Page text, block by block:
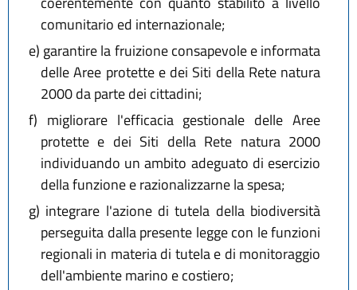
comunitario ed internazionale;
e) garantire la fruizione consapevole e informata
delle Aree protette e dei Siti della Rete natura
2000 da parte dei cittadini;
f) migliorare l'efficacia gestionale delle Aree
protette e dei Siti della Rete natura 2000
individuando un ambito adeguato di esercizio
della funzione e razionalizzarne la spesa;
g) integrare l'azione di tutela della biodiversità
perseguita dalla presente legge con le funzioni
regionali in materia di tutela e di monitoraggio
dell'ambiente marino e costiero;